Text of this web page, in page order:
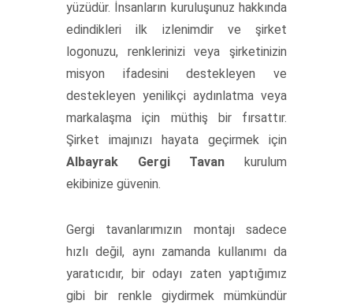
yüzüdür. İnsanların kuruluşunuz hakkında
edindikleri ilk izlenimdir ve şirket
logonuzu, renklerinizi veya şirketinizin
misyon ifadesini destekleyen ve
destekleyen yenilikçi aydınlatma veya
markalaşma için müthiş bir fırsattır.
Şirket imajınızı hayata geçirmek için
Albayrak Gergi Tavan kurulum
ekibinize güvenin.
Gergi tavanlarımızın montajı sadece
hızlı değil, aynı zamanda kullanımı da
yaratıcıdır, bir odayı zaten yaptığımız
gibi bir renkle giydirmek mümkündür